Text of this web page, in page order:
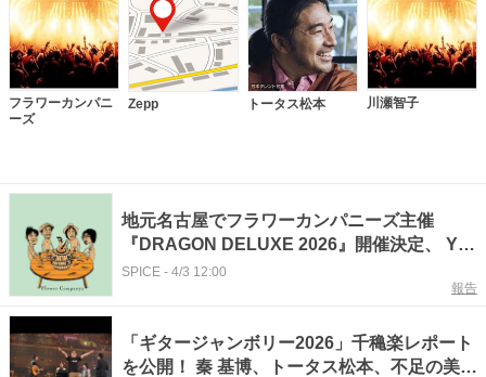
フラワーカンパニ
ーズ
Zepp トータス松本 川瀬智子
地元名古屋でフラワーカンパニーズ主催
『DRAGON DELUXE 2026』開催決定、 YO-
KING、ヒグチアイが出演
SPICE - 4/3 12:00
報告
「ギタージャンボリー2026」千穐楽レポート
を公開！ 秦 基博、トータス松本、不足の美